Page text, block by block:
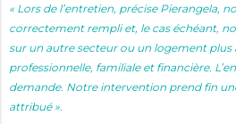
« Lors de l’entretien, précise Pierangela,
correctement rempli et, le cas échéant,
sur un autre secteur ou un logement plus
professionnelle, familiale et financière.
demande. Notre intervention prend fin
attribué ».